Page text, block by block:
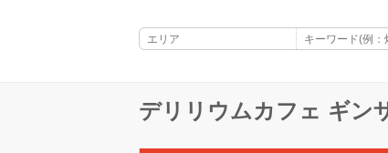
デリリウムカフェ ギン